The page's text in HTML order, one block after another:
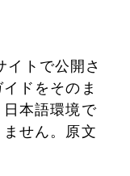
トで公開さ
ドをそのま
本語環境で
せん。原文